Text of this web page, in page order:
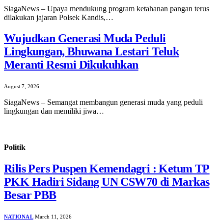
SiagaNews – Upaya mendukung program ketahanan pangan terus
dilakukan jajaran Polsek Kandis,…
Wujudkan Generasi Muda Peduli
Lingkungan, Bhuwana Lestari Teluk
Meranti Resmi Dikukuhkan
August 7, 2026
SiagaNews – Semangat membangun generasi muda yang peduli
lingkungan dan memiliki jiwa…
Politik
Rilis Pers Puspen Kemendagri : Ketum TP
PKK Hadiri Sidang UN CSW70 di Markas
Besar PBB
NATIONAL March 11, 2026